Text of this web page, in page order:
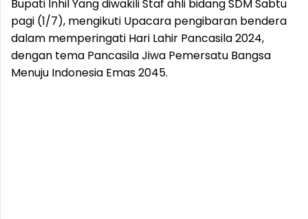
Bupati Inhil Yang diwakili Staf ahli bidang SDM Sabtu
pagi (1/7), mengikuti Upacara pengibaran bendera
dalam memperingati Hari Lahir Pancasila 2024,
dengan tema Pancasila Jiwa Pemersatu Bangsa
Menuju Indonesia Emas 2045.